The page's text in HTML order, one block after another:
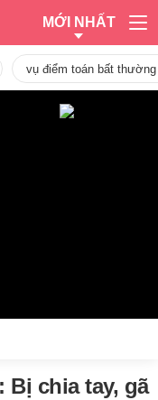
MỚI NHẤT
vụ điểm toán bất
Bị chia tay, gã